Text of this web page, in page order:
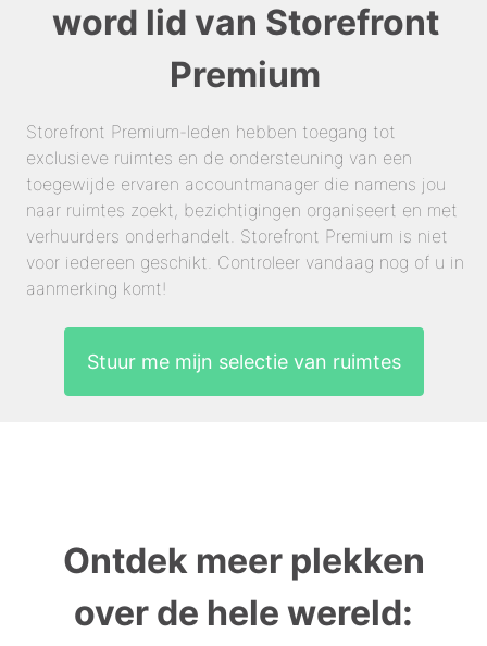
word lid van Storefront
Premium
Storefront Premium-leden hebben toegang tot
exclusieve ruimtes en de ondersteuning van een
toegewijde ervaren accountmanager die namens jou
naar ruimtes zoekt, bezichtigingen organiseert en met
verhuurders onderhandelt. Storefront Premium is niet
voor iedereen geschikt. Controleer vandaag nog of u in
aanmerking komt!
Stuur me mijn selectie van ruimtes
Ontdek meer plekken
over de hele wereld: